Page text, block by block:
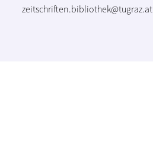
zeitschriften.bibliothek@tugraz.at